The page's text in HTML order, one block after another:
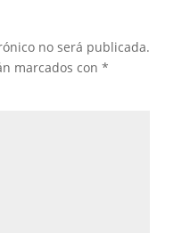
no será publicada.
marcados con *